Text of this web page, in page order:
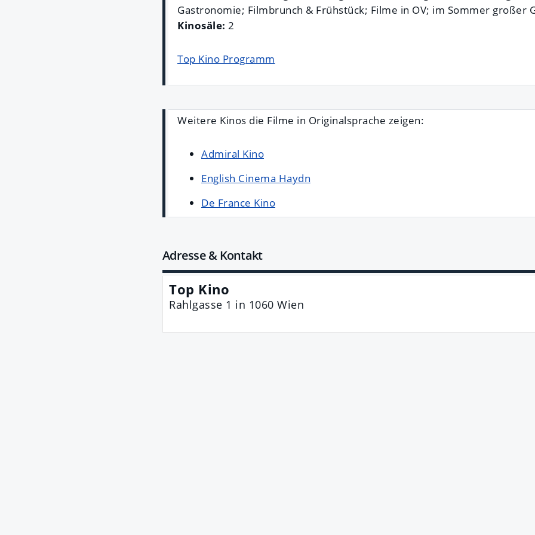
Gastronomie; Filmbrunch & Frühstück; Filme in OV; im Sommer großer
Kinosäle: 2
Top Kino Programm
Weitere Kinos die Filme in Originalsprache zeigen:
Admiral Kino
English Cinema Haydn
De France Kino
Adresse & Kontakt
Top Kino
Rahlgasse 1 in 1060 Wien